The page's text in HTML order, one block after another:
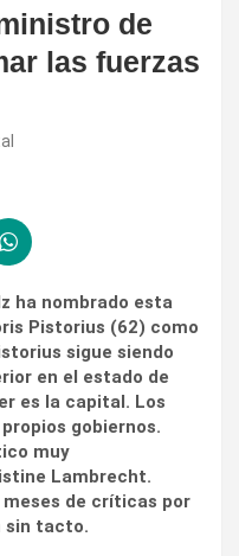
de
las fuerzas
ha nombrado esta
Pistorius (62) como
sigue siendo
en el estado de
es la capital. Los
gobiernos.
muy
Lambrecht.
meses de críticas por
sin tacto.